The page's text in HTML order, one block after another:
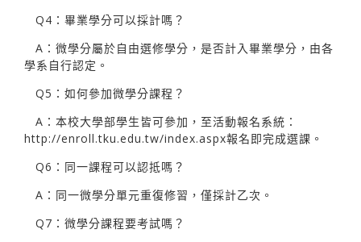
Q4：畢業學分可以採計嗎？
A：微學分屬於自由選修學分，是否計入畢業學分，由各
學系自行認定。
Q5：如何參加微學分課程？
A：本校大學部學生皆可參加，至活動報名系統：
http://enroll.tku.edu.tw/index.aspx報名即完成選課。
Q6：同一課程可以認抵嗎？
A：同一微學分單元重復修習，僅採計乙次。
Q7：微學分課程要考試嗎？